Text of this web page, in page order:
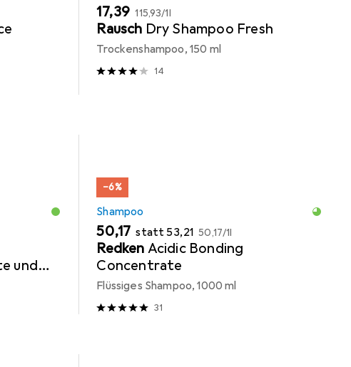
EUR
17,39 EUR
115,93/1l
Rausch Dry Shampoo Fresh
Trockenshampoo, 150 ml
14
und
−6%
Shampoo
EUR
50,17 stattEUR
53,21 EUR
50,17/1l
Redken Acidic Bonding
Concentrate
Flüssiges Shampoo, 1000 ml
31